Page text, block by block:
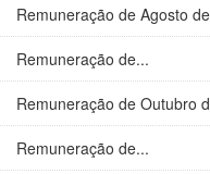
Remuneração de Agosto
Remuneração de...
Remuneração de Outubro
Remuneração de...